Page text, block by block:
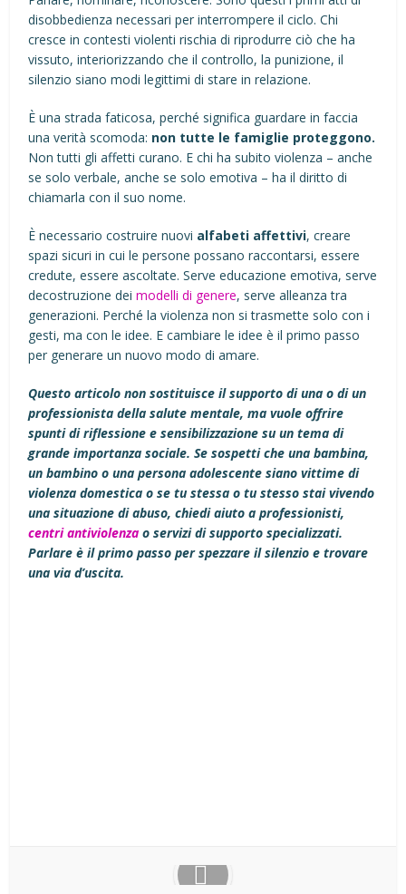
disobbedienza necessari per interrompere il ciclo. Chi
cresce in contesti violenti rischia di riprodurre ciò che ha
vissuto, interiorizzando che il controllo, la punizione, il
silenzio siano modi legittimi di stare in relazione.
È una strada faticosa, perché significa guardare in faccia
una verità scomoda: non tutte le famiglie proteggono.
Non tutti gli affetti curano. E chi ha subito violenza – anche
se solo verbale, anche se solo emotiva – ha il diritto di
chiamarla con il suo nome.
È necessario costruire nuovi alfabeti affettivi, creare
spazi sicuri in cui le persone possano raccontarsi, essere
credute, essere ascoltate. Serve educazione emotiva, serve
decostruzione deimodelli di genere, serve alleanza tra
generazioni. Perché la violenza non si trasmette solo con i
gesti, ma con le idee. E cambiare le idee è il primo passo
per generare un nuovo modo di amare.
Questo articolo non sostituisce il supporto di una o di un
professionista della salute mentale, ma vuole offrire
spunti di riflessione e sensibilizzazione su un tema di
grande importanza sociale. Se sospetti che una bambina,
un bambino o una persona adolescente siano vittime di
violenza domestica o se tu stessa o tu stesso stai vivendo
una situazione di abuso, chiedi aiuto a professionisti,
centri antiviolenza o servizi di supporto specializzati.
Parlare è il primo passo per spezzare il silenzio e trovare
una via d’uscita.